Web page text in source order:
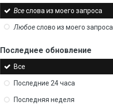
Всеслова из моего запроса
Любоеслово из моего запроса
Последнее обновление
Все
Последние 24 часа
Последняя неделя